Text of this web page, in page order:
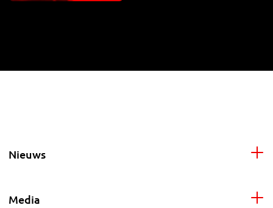
Nieuws
Media